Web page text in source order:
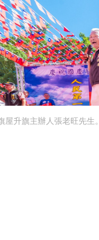
屋升旗主辦人張老旺先生。